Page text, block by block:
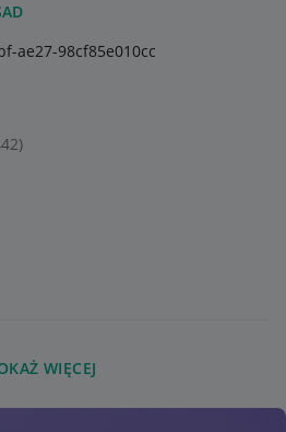
ae27-98cf85e010cc
WIĘCEJ